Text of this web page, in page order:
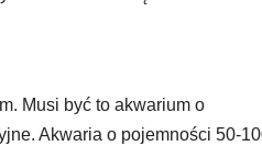
Musi być to akwarium o
Akwaria o pojemności 50-